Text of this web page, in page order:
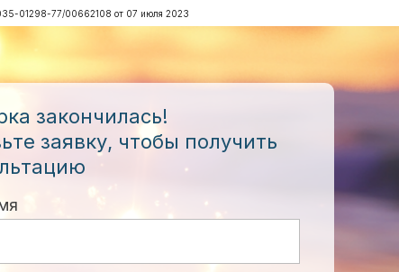
Л035-01298-77/00662108 от 07 июля 2023
закончилась!
заявку, чтобы получить